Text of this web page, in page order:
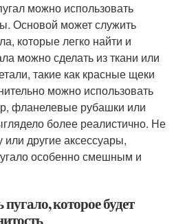
можно использовать
Основой может служить
которые легко найти и
можно сделать из ткани или
такие как красные щеки
можно использовать
фланелевые рубашки или
более реалистично. Не
другие аксессуары,
особенно смешным и
которое будет